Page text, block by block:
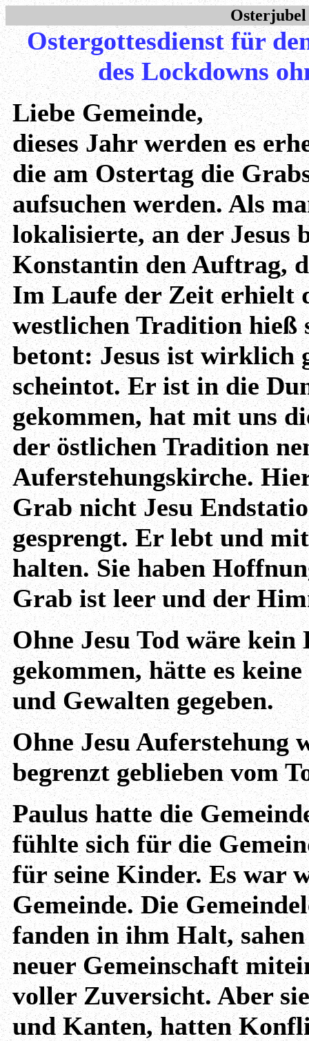
Ostergottesdienst für
des Lockdowns
Liebe Gemeinde,
dieses Jahr werden es
die am Ostertag die
aufsuchen werden. Als
lokalisierte, an der Jesus
Konstantin den Auftrag,
Im Laufe der Zeit erhielt
westlichen Tradition hieß
betont: Jesus ist wirklich
scheintot. Er ist in die
gekommen, hat mit uns
der östlichen Tradition
Auferstehungskirche.
Grab nicht Jesu
gesprengt. Er lebt und
halten. Sie haben
Grab ist leer und der
Ohne Jesu Tod wäre
gekommen, hätte es
und Gewalten gegeben.
Ohne Jesu Auferstehung
begrenzt geblieben vom
Paulus hatte die
fühlte sich für die
für seine Kinder. Es war
Gemeinde. Die
fanden in ihm Halt,
neuer Gemeinschaft
voller Zuversicht. Aber
und Kanten, hatten